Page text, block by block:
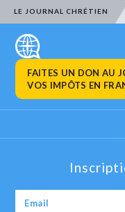
LE JOURNAL CHRÉTIEN
FAITES UN DON AU
VOS IMPÔTS EN